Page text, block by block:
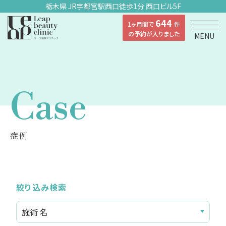
栃木県 JR宇都宮駅西口徒歩1分 西口ビル5F
1ヶ月間で 644 件
の予約が入りました
MENU
Case
症例
絞り込み検索